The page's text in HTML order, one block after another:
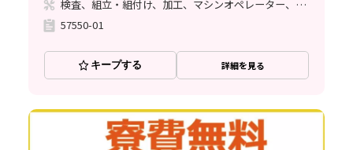
検査、組立・組付け、加工、マシンオペレーター、クリーンルーム、清掃・洗浄、品質管理、メンテナンス・保全、フォークリフト、玉掛け・クレーン、ライン作業、鋳造・鍛造、立ち作業、溶接、塗装、バリ取り、その他
57550-01
キープする 詳細を見る